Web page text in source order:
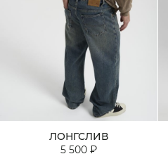
ЛОНГСЛИВ
5 500 ₽